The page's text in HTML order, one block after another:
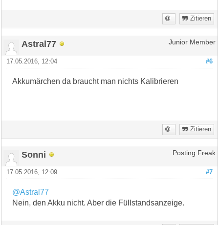
Zitieren
Astral77 Junior Member
#6
17.05.2016, 12:04
Akkumärchen da braucht man nichts Kalibrieren
Zitieren
Sonni Posting Freak
#7
17.05.2016, 12:09
@Astral77
Nein, den Akku nicht. Aber die Füllstandsanzeige.